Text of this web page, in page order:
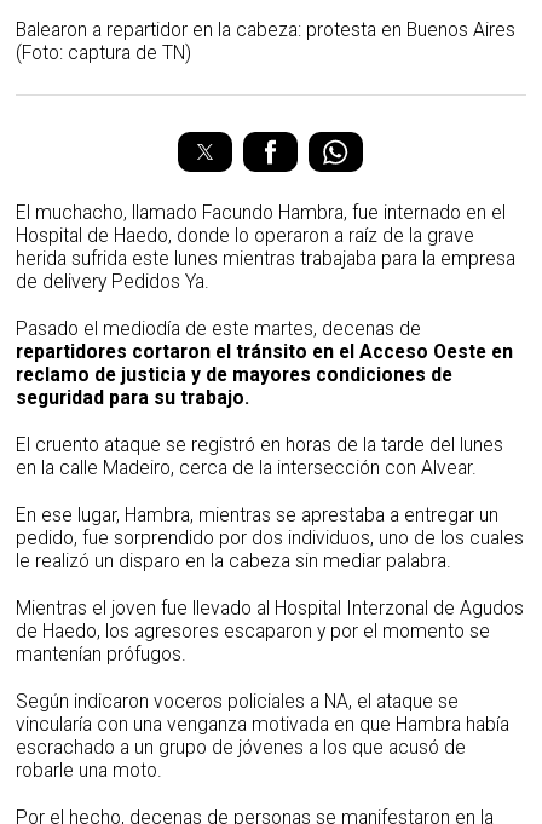
Balearon a repartidor en la cabeza: protesta en Buenos Aires
(Foto: captura de TN)
El muchacho, llamado Facundo Hambra, fue internado en el
Hospital de Haedo, donde lo operaron a raíz de la grave
herida sufrida este lunes mientras trabajaba para la empresa
de delivery Pedidos Ya.
Pasado el mediodía de este martes, decenas de
repartidores cortaron el tránsito en el Acceso Oeste en
reclamo de justicia y de mayores condiciones de
seguridad para su trabajo.
El cruento ataque se registró en horas de la tarde del lunes
en la calle Madeiro, cerca de la intersección con Alvear.
En ese lugar, Hambra, mientras se aprestaba a entregar un
pedido, fue sorprendido por dos individuos, uno de los cuales
le realizó un disparo en la cabeza sin mediar palabra.
Mientras el joven fue llevado al Hospital Interzonal de Agudos
de Haedo, los agresores escaparon y por el momento se
mantenían prófugos.
Según indicaron voceros policiales a NA, el ataque se
vincularía con una venganza motivada en que Hambra había
escrachado a un grupo de jóvenes a los que acusó de
robarle una moto.
Por el hecho, decenas de personas se manifestaron en la